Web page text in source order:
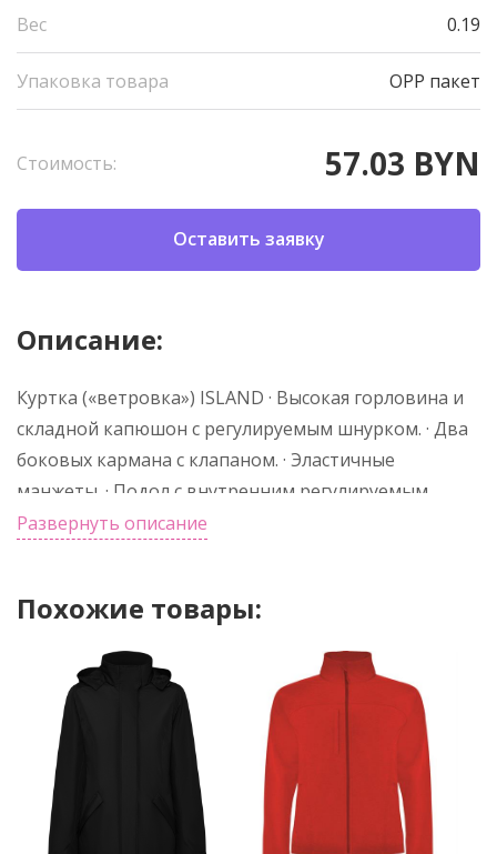
Вес 0.19
Упаковка товара OPP пакет
Стоимость: 57.03 BYN
Оставить заявку
Описание:
Куртка («ветровка») ISLAND · Высокая горловина и
складной капюшон с регулируемым шнурком. · Два
боковых кармана с клапаном. · Эластичные
манжеты. · Подол с внутренним регулируемым
шнурком. · Эластичная отделка внутри кармана для
Развернуть описание
Похожие товары: